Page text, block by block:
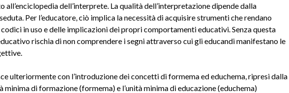
dell’interprete. La qualità dell’interpretazione dipende dalla
Per l’educatore, ciò implica la necessità di acquisire strumenti che rendano
in uso e delle implicazioni dei propri comportamenti educativi. Senza questa
rischia di non comprendere i segni attraverso cui gli educandi manifestano le
ulteriormente con l’introduzione dei concetti di formema ed educhema, ripresi dalla
minima di formazione (formema) e l’unità minima di educazione (educhema)